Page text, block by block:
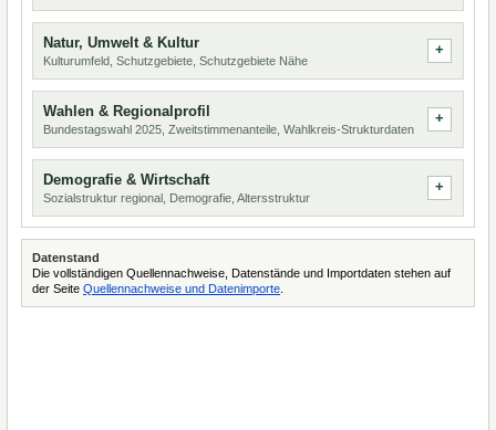
Natur, Umwelt & Kultur
Kulturumfeld, Schutzgebiete, Schutzgebiete Nähe
Wahlen & Regionalprofil
Bundestagswahl 2025, Zweitstimmenanteile, Wahlkreis-Strukturdaten
Demografie & Wirtschaft
Sozialstruktur regional, Demografie, Altersstruktur
Datenstand
Die vollständigen Quellennachweise, Datenstände und Importdaten stehen auf
der Seite Quellennachweise und Datenimporte